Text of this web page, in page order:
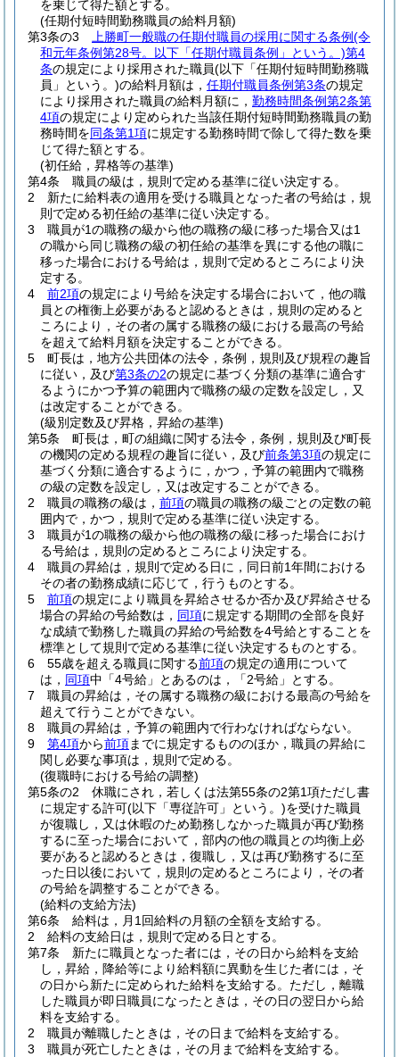
を乗じて得た額とする。
(任期付短時間勤務職員の給料月額)
第3条の3
上勝町一般職の任期付職員の採用に関する条例(令
和元年条例第28号。以下「任期付職員条例」という。)第4
条の規定により採用された職員(以下「任期付短時間勤務職
員」という。)の給料月額は， 任期付職員条例第3条の規定
により採用された職員の給料月額に， 勤務時間条例第2条第
4項の規定により定められた当該任期付短時間勤務職員の勤
務時間を同条第1項に規定する勤務時間で除して得た数を乗
じて得た額とする。
(初任給，昇格等の基準)
第4条
職員の級は，規則で定める基準に従い決定する。
2
新たに給料表の適用を受ける職員となった者の号給は，規
則で定める初任給の基準に従い決定する。
3
職員が1の職務の級から他の職務の級に移った場合又は1
の職から同じ職務の級の初任給の基準を異にする他の職に
移った場合における号給は，規則で定めるところにより決
定する。
4
前2項の規定により号給を決定する場合において，他の職
員との権衡上必要があると認めるときは，規則の定めると
ころにより，その者の属する職務の級における最高の号給
を超えて給料月額を決定することができる。
5
町長は，地方公共団体の法令，条例，規則及び規程の趣旨
に従い，及び第3条の2の規定に基づく分類の基準に適合す
るようにかつ予算の範囲内で職務の級の定数を設定し，又
は改定することができる。
(級別定数及び昇格，昇給の基準)
第5条
町長は，町の組織に関する法令，条例，規則及び町長
の機関の定める規程の趣旨に従い，及び前条第3項の規定に
基づく分類に適合するように，かつ，予算の範囲内で職務
の級の定数を設定し，又は改定することができる。
2
職員の職務の級は， 前項の職員の職務の級ごとの定数の範
囲内で，かつ，規則で定める基準に従い決定する。
3
職員が1の職務の級から他の職務の級に移った場合におけ
る号給は，規則の定めるところにより決定する。
4
職員の昇給は，規則で定める日に，同日前1年間における
その者の勤務成績に応じて，行うものとする。
5
前項の規定により職員を昇給させるか否か及び昇給させる
場合の昇給の号給数は， 同項に規定する期間の全部を良好
な成績で勤務した職員の昇給の号給数を4号給とすることを
標準として規則で定める基準に従い決定するものとする。
6
55歳を超える職員に関する前項の規定の適用について
は， 同項中「4号給」とあるのは，「2号給」とする。
7
職員の昇給は，その属する職務の級における最高の号給を
超えて行うことができない。
8
職員の昇給は，予算の範囲内で行わなければならない。
9
第4項から前項までに規定するもののほか，職員の昇給に
関し必要な事項は，規則で定める。
(復職時における号給の調整)
第5条の2
休職にされ，若しくは法第55条の2第1項ただし書
に規定する許可(以下「専従許可」という。)を受けた職員
が復職し，又は休暇のため勤務しなかった職員が再び勤務
するに至った場合において，部内の他の職員との均衡上必
要があると認めるときは，復職し，又は再び勤務するに至
った日以後において，規則の定めるところにより，その者
の号給を調整することができる。
(給料の支給方法)
第6条
給料は，月1回給料の月額の全額を支給する。
2
給料の支給日は，規則で定める日とする。
第7条
新たに職員となった者には，その日から給料を支給
し，昇給，降給等により給料額に異動を生じた者には，そ
の日から新たに定められた給料を支給する。 ただし，離職
した職員が即日職員になったときは，その日の翌日から給
料を支給する。
2
職員が離職したときは，その日まで給料を支給する。
3
職員が死亡したときは，その月まで給料を支給する。